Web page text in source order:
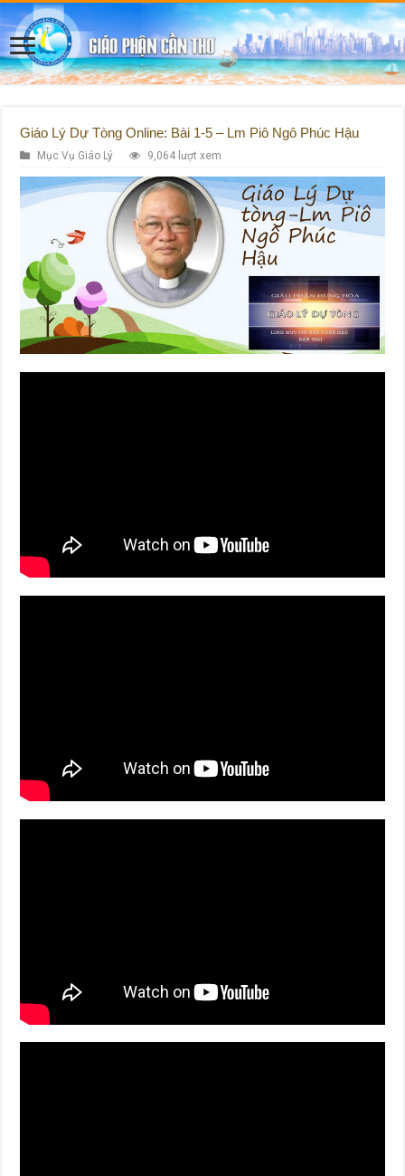
Giáo Lý Dự Tòng Online: Bài 1-5 – Lm Piô Ngô Phúc Hậu
Mục Vụ Giáo Lý 9,064 lượt xem